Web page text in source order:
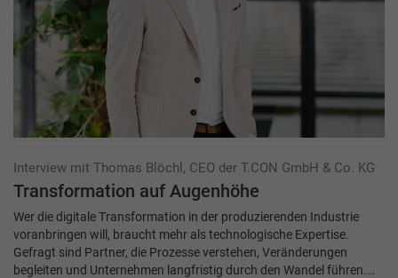
Interview mit Thomas Blöchl, CEO der T.CON GmbH & Co. KG
Transformation auf Augenhöhe
Wer die digitale Transformation in der produzierenden Industrie
voranbringen will, braucht mehr als technologische Expertise.
Gefragt sind Partner, die Prozesse verstehen, Veränderungen
begleiten und Unternehmen langfristig durch den Wandel führen.…